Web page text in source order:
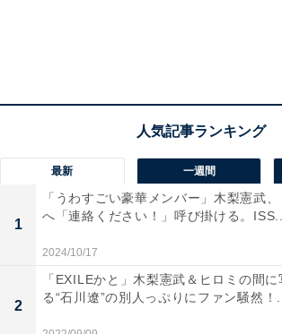
最新 一週間
1
「うわすごい豪華メンバー」木梨憲武、
へ「連絡ください！」呼び掛ける。
2024/10/17
2
「EXILEかと」木梨憲武＆ヒロミの間に
る“石川遼”の別人っぷりにファン騒然！